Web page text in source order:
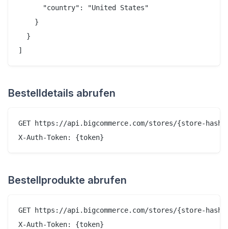
      "country": "United States"
    }
  }
Bestelldetails abrufen
GET https://api.bigcommerce.com/stores/{store-
Bestellprodukte abrufen
GET https://api.bigcommerce.com/stores/{store-